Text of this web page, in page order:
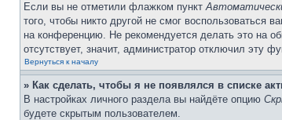
Если вы не отметили флажком пункт
того, чтобы никто другой не смог воспользоваться
на конференцию. Не рекомендуется делать это на
отсутствует, значит, администратор отключил эту
Вернуться к началу
» Как сделать, чтобы я не появлялся в списке
В настройках личного раздела вы найдёте опцию
будете скрытым пользователем.